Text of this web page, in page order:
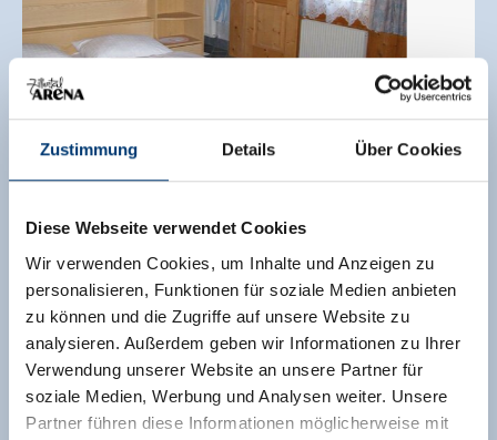
Zustimmung Details Über Cookies
Diese Webseite verwendet Cookies
Wir verwenden Cookies, um Inhalte und Anzeigen zu
personalisieren, Funktionen für soziale Medien anbieten
zu können und die Zugriffe auf unsere Website zu
analysieren. Außerdem geben wir Informationen zu Ihrer
Verwendung unserer Website an unsere Partner für
soziale Medien, Werbung und Analysen weiter. Unsere
Partner führen diese Informationen möglicherweise mit
triple room with shower, WC
room size:21 m² |Assignment:2 - 4 persons |
Bedrooms:1
Facilities